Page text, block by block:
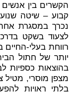
הקשרים בין אנשים
קבוע – שיטה
נכרך במסגרת
לצעוד בשקט
רווחת בעלי-
יותר של חתול
בהוצאות כספיות
מצפן מוסרי, מטיל
בלתי ראויות